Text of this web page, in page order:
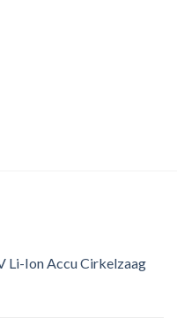
Li-Ion Accu Cirkelzaag